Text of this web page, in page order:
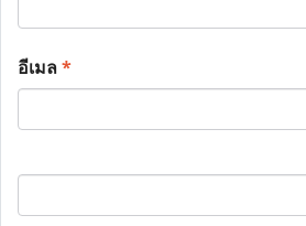
อีเมล*